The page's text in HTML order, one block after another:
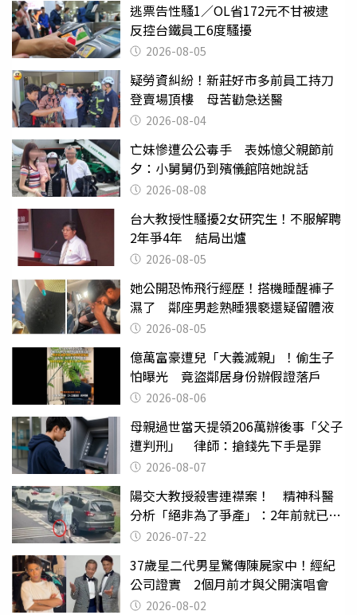
逃票告性騷1／OL省172元不甘被逮
反控台鐵員工6度騷擾
2026-08-05
疑勞資糾紛！新莊好市多前員工持刀
登賣場頂樓 母苦勸急送醫
2026-08-04
亡妹慘遭公公毒手 表姊憶父親節前
夕：小舅舅仍到殯儀館陪她說話
2026-08-08
台大教授性騷擾2女研究生！不服解聘
2年爭4年 結局出爐
2026-08-05
她公開恐怖飛行經歷！搭機睡醒褲子
濕了 鄰座男趁熟睡猥褻還疑留體液
2026-08-05
億萬富豪遭兒「大義滅親」！偷生子
怕曝光 竟盜鄰居身份辦假證落戶
2026-08-06
母親過世當天提領206萬辦後事「父子
遭判刑」 律師：搶錢先下手是罪
2026-08-07
陽交大教授殺害連襟案！ 精神科醫
分析「絕非為了爭產」：2年前就已言
行詭異
2026-07-22
37歲星二代男星驚傳陳屍家中！經紀
公司證實 2個月前才與父開演唱會
2026-08-02